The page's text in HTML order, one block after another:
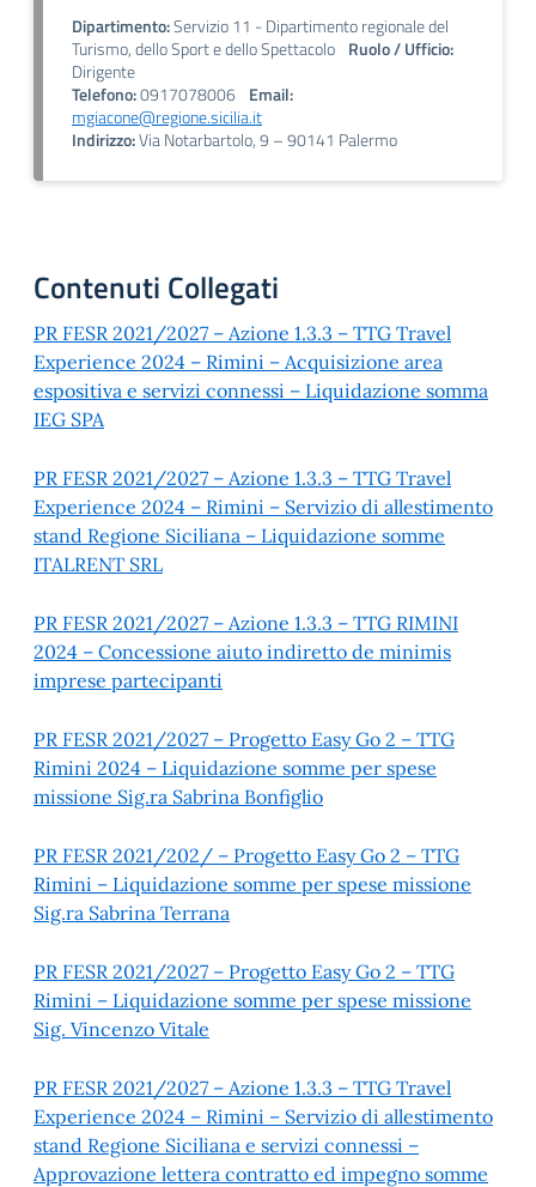
Dipartimento:Servizio 11 - Dipartimento regionale del
Turismo, dello Sport e dello Spettacolo Ruolo / Ufficio:
Dirigente
Telefono:0917078006 Email:
mgiacone@regione.sicilia.it
Indirizzo:Via Notarbartolo, 9 – 90141 Palermo
Contenuti Collegati
PR FESR 2021/2027 – Azione 1.3.3 – TTG Travel
Experience 2024 – Rimini – Acquisizione area
espositiva e servizi connessi – Liquidazione somma
IEG SPA
PR FESR 2021/2027 – Azione 1.3.3 – TTG Travel
Experience 2024 – Rimini – Servizio di allestimento
stand Regione Siciliana – Liquidazione somme
ITALRENT SRL
PR FESR 2021/2027 – Azione 1.3.3 – TTG RIMINI
2024 – Concessione aiuto indiretto de minimis
imprese partecipanti
PR FESR 2021/2027 – Progetto Easy Go 2 – TTG
Rimini 2024 – Liquidazione somme per spese
missione Sig.ra Sabrina Bonfiglio
PR FESR 2021/202/ – Progetto Easy Go 2 – TTG
Rimini – Liquidazione somme per spese missione
Sig.ra Sabrina Terrana
PR FESR 2021/2027 – Progetto Easy Go 2 – TTG
Rimini – Liquidazione somme per spese missione
Sig. Vincenzo Vitale
PR FESR 2021/2027 – Azione 1.3.3 – TTG Travel
Experience 2024 – Rimini – Servizio di allestimento
stand Regione Siciliana e servizi connessi –
Approvazione lettera contratto ed impegno somme